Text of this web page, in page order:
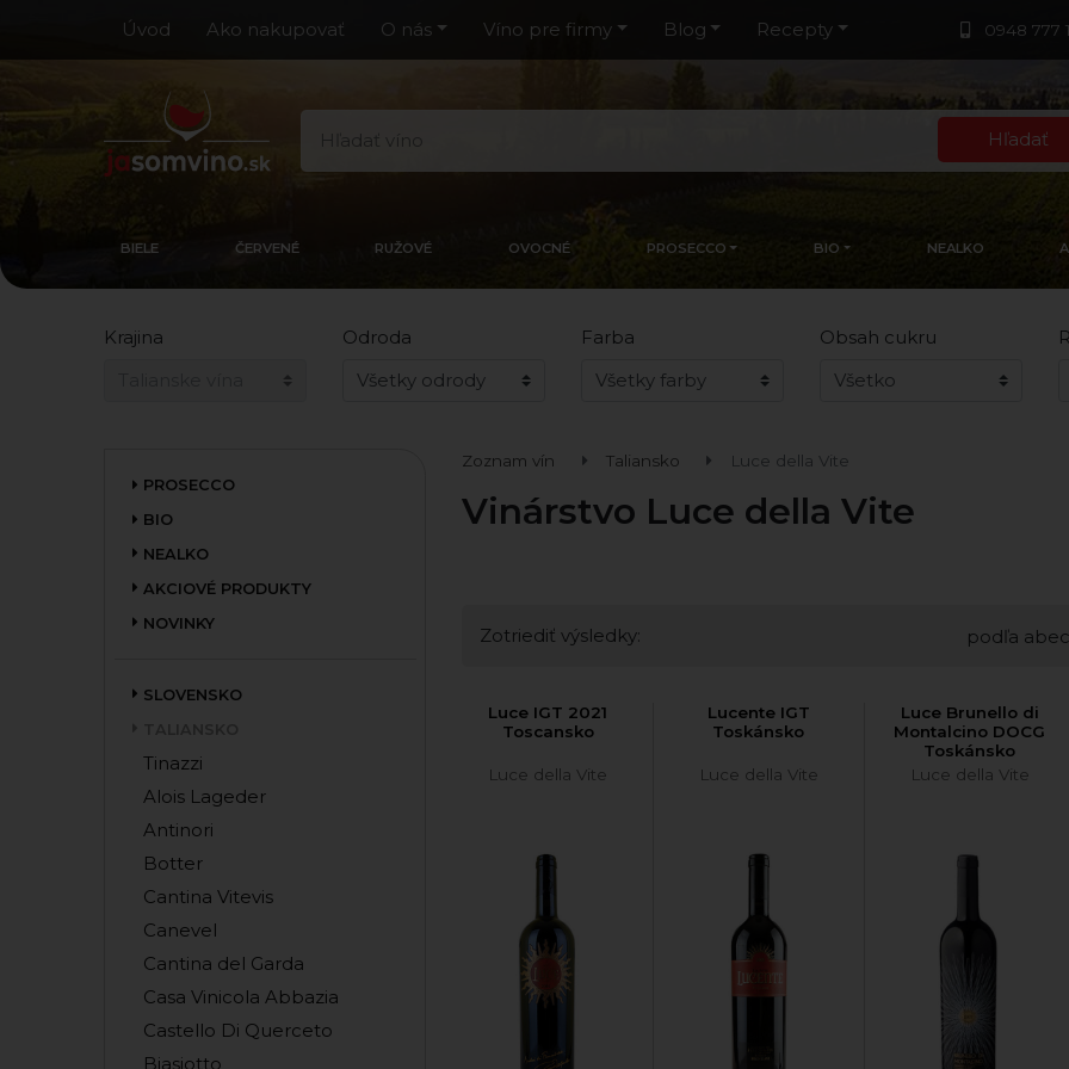
0948 777
Úvod Ako nakupovať O nás Víno pre firmy Blog Recepty
Hľadať
BIELE ČERVENÉ RUŽOVÉ OVOCNÉ PROSECCO BIO NEALKO
Krajina Odroda Farba Obsah cukru
PROSECCO
BIO
NEALKO
AKCIOVÉ PRODUKTY
NOVINKY
SLOVENSKO
Tinazzi
Alois Lageder
Antinori
Botter
Cantina Vitevis
Canevel
Cantina del Garda
Casa Vinicola Abbazia
Castello Di Querceto
Biasiotto
Zoznam vín Taliansko Luce della Vite
Vinárstvo Luce della Vite
Zotriediť výsledky: podľa
Luce IGT 2021
Toscansko
Luce della Vite
Lucente IGT
Toskánsko
Luce della Vite
Luce Brunello di
Montalcino DOCG
Toskánsko
Luce della Vite